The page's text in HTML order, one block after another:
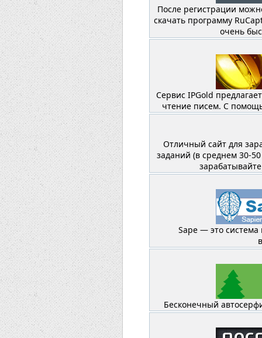
После регистрации
скачать программу
очень
Сервис IPGold
чтение писем. С
Отличный сайт для
заданий (в среднем 30-
Sape — это система
Бесконечный